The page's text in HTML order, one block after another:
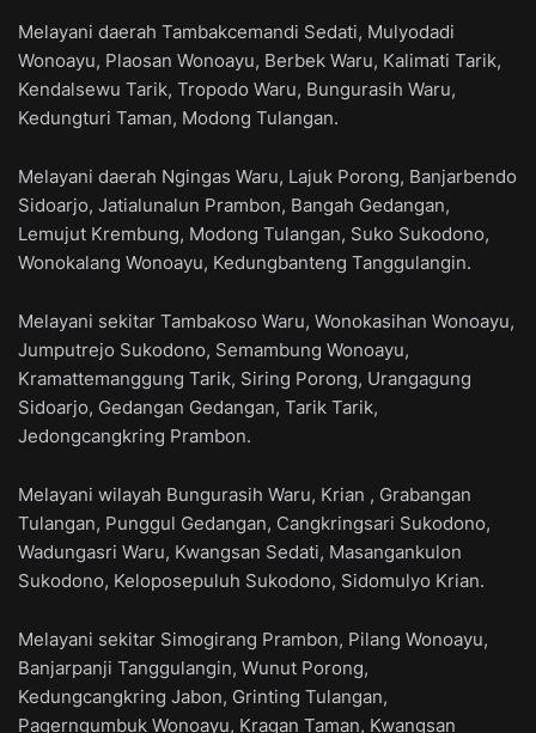
Melayani daerah Tambakcemandi Sedati, Mulyodadi
Wonoayu, Plaosan Wonoayu, Berbek Waru, Kalimati Tarik,
Kendalsewu Tarik, Tropodo Waru, Bungurasih Waru,
Kedungturi Taman, Modong Tulangan.
Melayani daerah Ngingas Waru, Lajuk Porong, Banjarbendo
Sidoarjo, Jatialunalun Prambon, Bangah Gedangan,
Lemujut Krembung, Modong Tulangan, Suko Sukodono,
Wonokalang Wonoayu, Kedungbanteng Tanggulangin.
Melayani sekitar Tambakoso Waru, Wonokasihan Wonoayu,
Jumputrejo Sukodono, Semambung Wonoayu,
Kramattemanggung Tarik, Siring Porong, Urangagung
Sidoarjo, Gedangan Gedangan, Tarik Tarik,
Jedongcangkring Prambon.
Melayani wilayah Bungurasih Waru, Krian , Grabangan
Tulangan, Punggul Gedangan, Cangkringsari Sukodono,
Wadungasri Waru, Kwangsan Sedati, Masangankulon
Sukodono, Keloposepuluh Sukodono, Sidomulyo Krian.
Melayani sekitar Simogirang Prambon, Pilang Wonoayu,
Banjarpanji Tanggulangin, Wunut Porong,
Kedungcangkring Jabon, Grinting Tulangan,
Pagerngumbuk Wonoayu, Kragan Taman, Kwangsan